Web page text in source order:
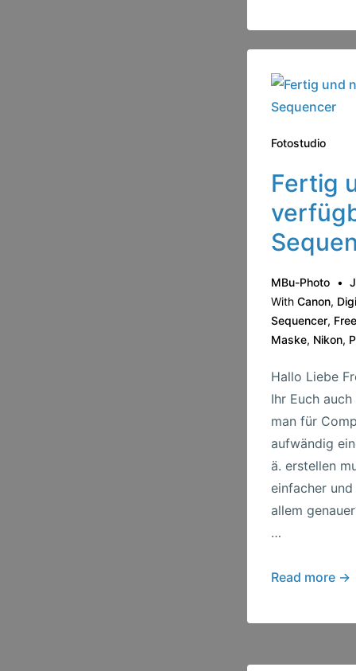
Fotostudio
Fertig
MBu-Photo
With Canon,
Sequencer,
Maske, Nikon,
Hallo Liebe
Ihr Euch
man für
aufwändig
ä. erstellen
einfacher
allem
…
Fertig
nun
–
Read more →